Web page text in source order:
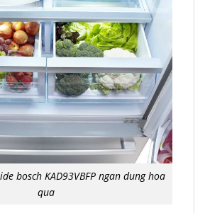
bosch KAD93VBFP ngan dung hoa
qua